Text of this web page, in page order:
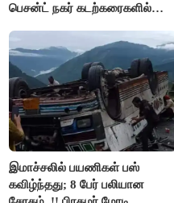
பெசன்ட் நகர் கடற்கரைகளில்
இமாச்சலில் பயணிகள் பஸ்
கவிழ்ந்தது; 8 பேர் பலியான